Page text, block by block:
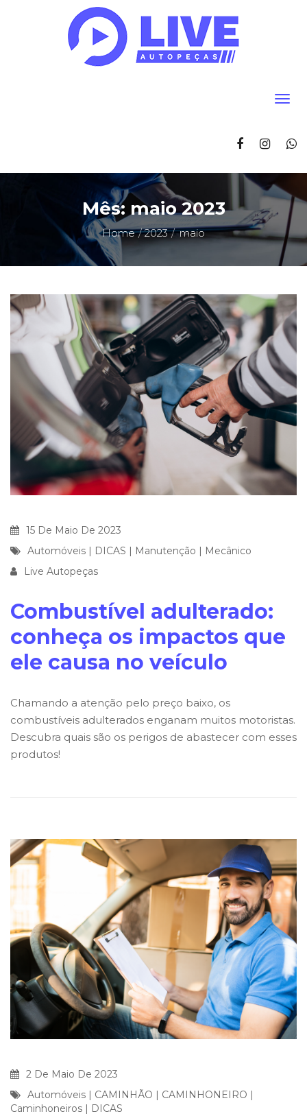
Mês: maio 2023
Home 2023 maio
15 De Maio De 2023
Automóveis | DICAS | Manutenção | Mecânico
Live Autopeças
Combustível adulterado:
conheça os impactos que
ele causa no veículo
Chamando a atenção pelo preço baixo, os
combustíveis adulterados enganam muitos motoristas.
Descubra quais são os perigos de abastecer com esses
produtos!
2 De Maio De 2023
Automóveis | CAMINHÃO | CAMINHONEIRO |
Caminhoneiros | DICAS